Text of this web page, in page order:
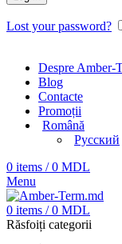
Lost your password?
Despre Amber-
Blog
Contacte
Promoții
Română
Русский
0 items / 0 MDL
Menu
0 items / 0 MDL
Răsfoiți categorii